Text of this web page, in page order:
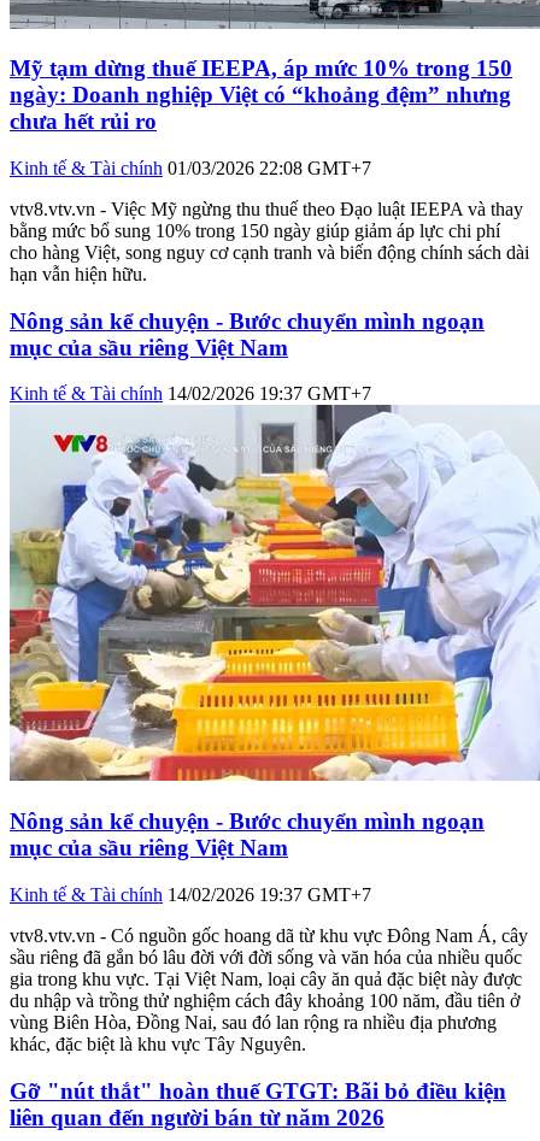
Mỹ tạm dừng thuế IEEPA, áp mức 10% trong 150
ngày: Doanh nghiệp Việt có “khoảng đệm” nhưng
chưa hết rủi ro
Kinh tế & Tài chính 01/03/2026 22:08 GMT+7
vtv8.vtv.vn - Việc Mỹ ngừng thu thuế theo Đạo luật IEEPA và thay
bằng mức bổ sung 10% trong 150 ngày giúp giảm áp lực chi phí
cho hàng Việt, song nguy cơ cạnh tranh và biến động chính sách dài
hạn vẫn hiện hữu.
Nông sản kể chuyện - Bước chuyển mình ngoạn
mục của sầu riêng Việt Nam
Kinh tế & Tài chính 14/02/2026 19:37 GMT+7
Nông sản kể chuyện - Bước chuyển mình ngoạn
mục của sầu riêng Việt Nam
Kinh tế & Tài chính 14/02/2026 19:37 GMT+7
vtv8.vtv.vn - Có nguồn gốc hoang dã từ khu vực Đông Nam Á, cây
sầu riêng đã gắn bó lâu đời với đời sống và văn hóa của nhiều quốc
gia trong khu vực. Tại Việt Nam, loại cây ăn quả đặc biệt này được
du nhập và trồng thử nghiệm cách đây khoảng 100 năm, đầu tiên ở
vùng Biên Hòa, Đồng Nai, sau đó lan rộng ra nhiều địa phương
khác, đặc biệt là khu vực Tây Nguyên.
Gỡ "nút thắt" hoàn thuế GTGT: Bãi bỏ điều kiện
liên quan đến người bán từ năm 2026